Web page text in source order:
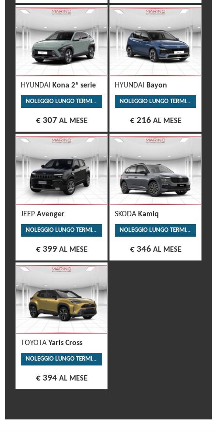
HYUNDAI Kona 2ª serie
NOLEGGIO LUNGO TERMINE
€ 307 AL MESE
HYUNDAI Bayon
NOLEGGIO LUNGO TERMINE
€ 216 AL MESE
JEEP Avenger
NOLEGGIO LUNGO TERMINE
€ 399 AL MESE
SKODA Kamiq
NOLEGGIO LUNGO TERMINE
€ 346 AL MESE
TOYOTA Yaris Cross
NOLEGGIO LUNGO TERMINE
€ 394 AL MESE